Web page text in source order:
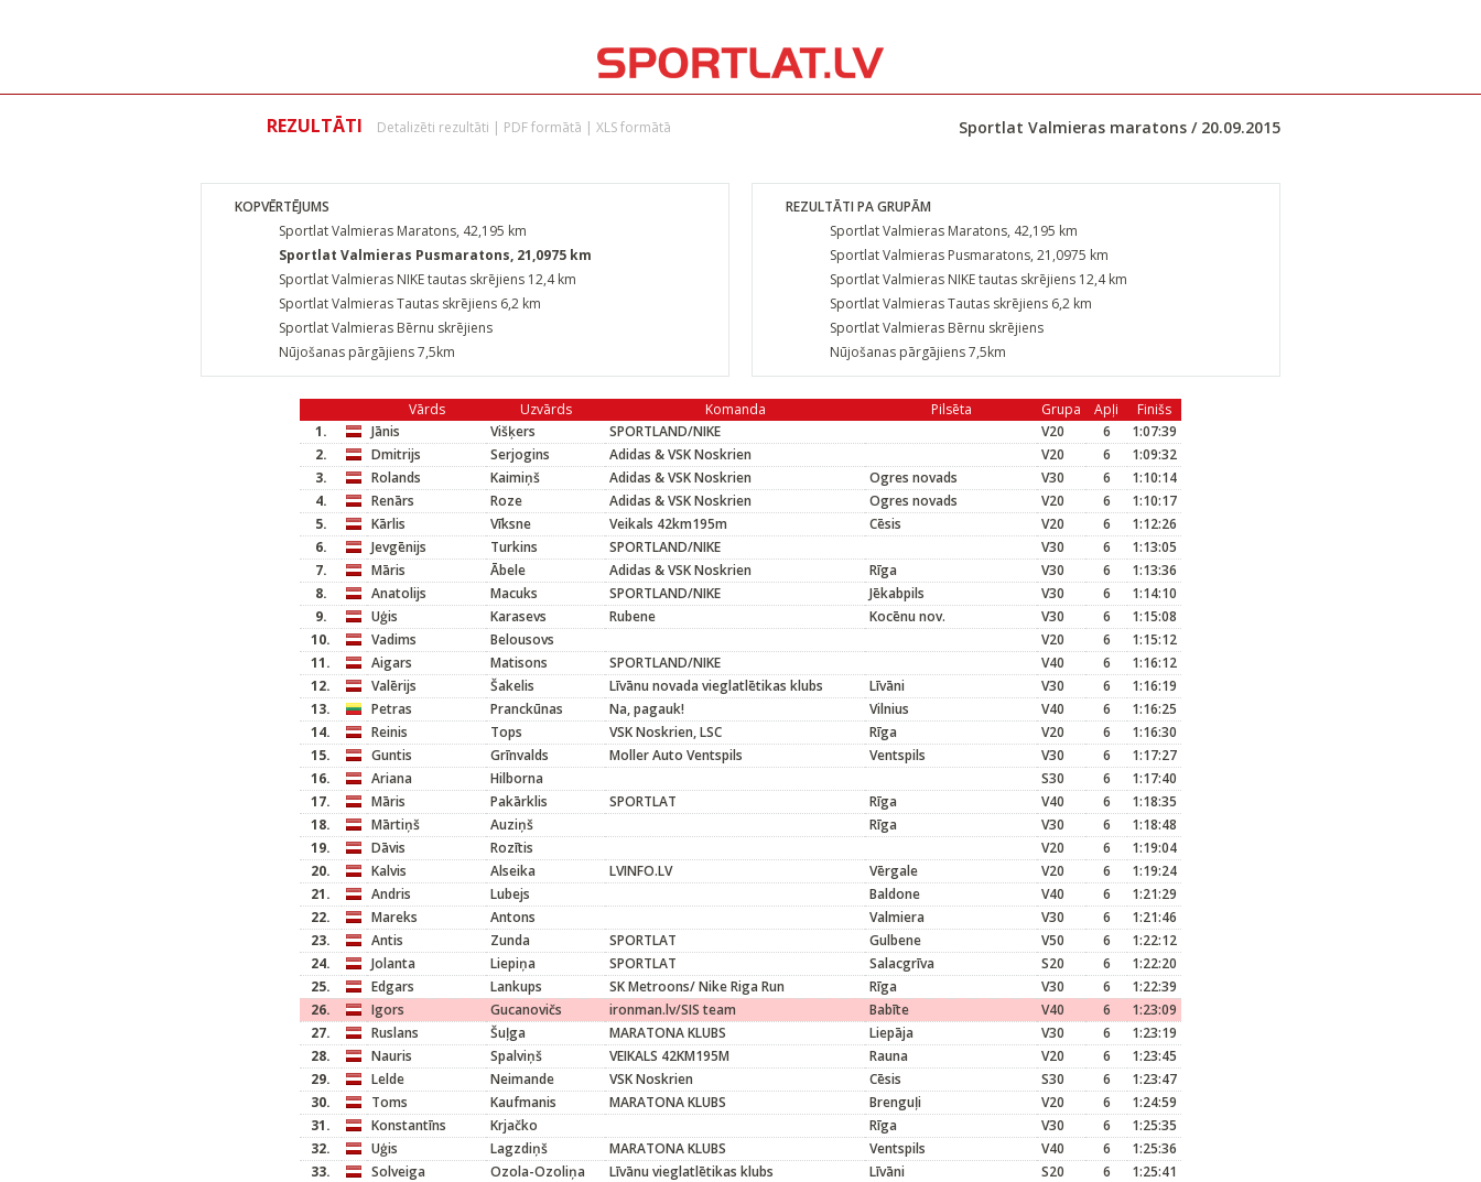
REZULTĀTI Detalizēti rezultāti | PDF formātā | XLS formātā Sportlat Valmieras maratons / 20.09.2015
KOPVĒRTĒJUMS
Sportlat Valmieras Maratons, 42,195 km
Sportlat Valmieras Pusmaratons, 21,0975 km
Sportlat Valmieras NIKE tautas skrējiens 12,4 km
Sportlat Valmieras Tautas skrējiens 6,2 km
Sportlat Valmieras Bērnu skrējiens
Nūjošanas pārgājiens 7,5km
REZULTĀTI PA GRUPĀM
Sportlat Valmieras Maratons, 42,195 km
Sportlat Valmieras Pusmaratons, 21,0975 km
Sportlat Valmieras NIKE tautas skrējiens 12,4 km
Sportlat Valmieras Tautas skrējiens 6,2 km
Sportlat Valmieras Bērnu skrējiens
Nūjošanas pārgājiens 7,5km
Vārds Uzvārds Komanda Pilsēta Grupa Apļi
Finišs
1.
Jānis Višķers SPORTLAND/NIKE V20 6
1:07:39
2.
Dmitrijs Serjogins Adidas & VSK Noskrien V20 6
1:09:32
3.
Rolands Kaimiņš Adidas & VSK Noskrien Ogres novads V30 6
1:10:14
4.
Renārs Roze Adidas & VSK Noskrien Ogres novads V20 6
1:10:17
5.
Kārlis Vīksne Veikals 42km195m Cēsis V20 6
1:12:26
6.
Jevgēnijs Turkins SPORTLAND/NIKE V30 6
1:13:05
7.
Māris Ābele Adidas & VSK Noskrien Rīga V30 6
1:13:36
8.
Anatolijs Macuks SPORTLAND/NIKE Jēkabpils V30 6
1:14:10
9.
Uģis Karasevs Rubene Kocēnu nov. V30 6
1:15:08
10.
Vadims Belousovs V20 6
1:15:12
11.
Aigars Matisons SPORTLAND/NIKE V40 6
1:16:12
12.
Valērijs Šakelis Līvānu novada vieglatlētikas klubs Līvāni V30 6
1:16:19
13.
Petras Pranckūnas Na, pagauk! Vilnius V40 6
1:16:25
14.
Reinis Tops VSK Noskrien, LSC Rīga V20 6
1:16:30
15.
Guntis Grīnvalds Moller Auto Ventspils Ventspils V30 6
1:17:27
16.
Ariana Hilborna S30 6
1:17:40
17.
Māris Pakārklis SPORTLAT Rīga V40 6
1:18:35
18.
Mārtiņš Auziņš Rīga V30 6
1:18:48
19.
Dāvis Rozītis V20 6
1:19:04
20.
Kalvis Alseika LVINFO.LV Vērgale V20 6
1:19:24
21.
Andris Lubejs Baldone V40 6
1:21:29
22.
Mareks Antons Valmiera V30 6
1:21:46
23.
Antis Zunda SPORTLAT Gulbene V50 6
1:22:12
24.
Jolanta Liepiņa SPORTLAT Salacgrīva S20 6
1:22:20
25.
Edgars Lankups SK Metroons/ Nike Riga Run Rīga V30 6
1:22:39
26.
Igors Gucanovičs ironman.lv/SIS team Babīte V40 6
1:23:09
27.
Ruslans Šuļga MARATONA KLUBS Liepāja V30 6
1:23:19
28.
Nauris Spalviņš VEIKALS 42KM195M Rauna V20 6
1:23:45
29.
Lelde Neimande VSK Noskrien Cēsis S30 6
1:23:47
30.
Toms Kaufmanis MARATONA KLUBS Brenguļi V20 6
1:24:59
31.
Konstantīns Krjačko Rīga V30 6
1:25:35
32.
Uģis Lagzdiņš MARATONA KLUBS Ventspils V40 6
1:25:36
33.
Solveiga Ozola-Ozoliņa Līvānu vieglatlētikas klubs Līvāni S20 6
1:25:41